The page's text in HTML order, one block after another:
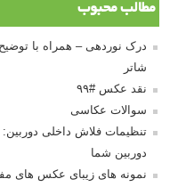
مطالب محبوب
شاتر
نقد عکس #۹۹
سوالات عکاسی
تنظیمات فلاش داخلی دوربین:
دوربین شما
نمونه های زیبای عکس های